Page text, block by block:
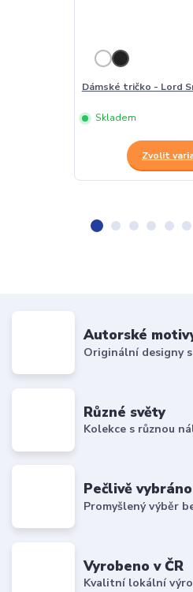
Dámské tričko - Lord
Skladem
Zvolit
Autorské
Originální designy
Různé světy
Kolekce s různou
Pečlivě vybráno
Promyšlený výběr
Vyrobeno v ČR
Kvalitní lokální